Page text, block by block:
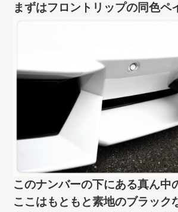
まずはフロントリップの同色ペ
このナンバーの下にある真ん中
ここはもともと素地のブラック